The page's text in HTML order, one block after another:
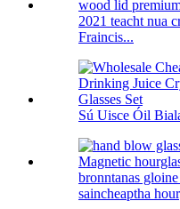
2021 teacht nua
Fraincis...
Sú Uisce Óil
bronntanas
saincheaptha